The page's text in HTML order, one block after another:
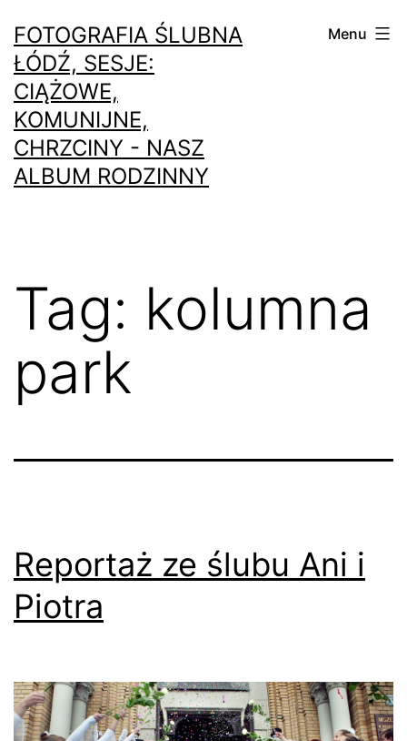
do
treści
FOTOGRAFIA ŚLUBNA
ŁÓDŹ, SESJE:
CIĄŻOWE,
KOMUNIJNE,
CHRZCINY - NASZ
ALBUM RODZINNY
Menu
Tag: kolumna
park
Reportaż ze ślubu Ani i
Piotra